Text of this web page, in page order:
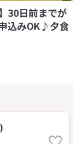
30日前までが
込みOK♪夕食